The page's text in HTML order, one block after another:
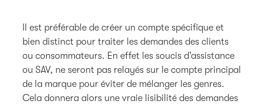
Il est préférable de créer un compte spécifique et
bien distinct pour traiter les demandes des clients
ou consommateurs. En effet les soucis d’assistance
ou SAV, ne seront pas relayés sur le compte principal
de la marque pour éviter de mélanger les genres.
Cela donnera alors une vraie lisibilité des demandes